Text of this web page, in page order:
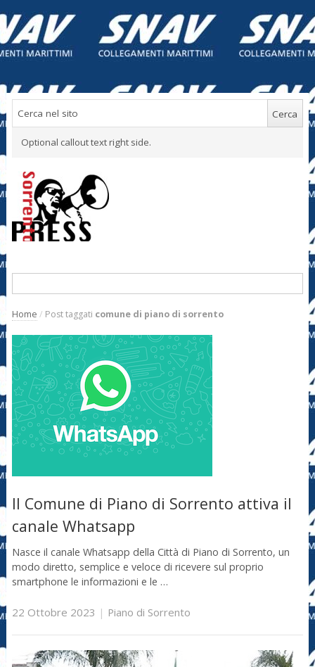
Optional callout text right side.
Home / Post taggati comune di piano di sorrento
Il Comune di Piano di Sorrento attiva il
canale Whatsapp
Nasce il canale Whatsapp della Città di Piano di Sorrento, un
modo diretto, semplice e veloce di ricevere sul proprio
smartphone le informazioni e le …
22 Ottobre 2023 | Piano di Sorrento